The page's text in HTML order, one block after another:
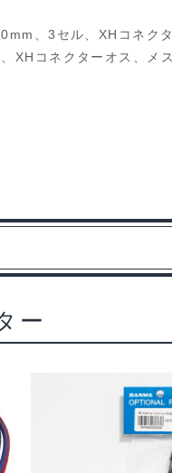
、3セル、XHコネクタ
XHコネクターオス、メ
ー